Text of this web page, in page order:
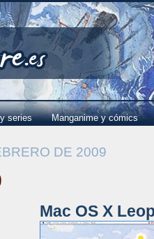
series Manganime y cómics
DE 2009
Mac OS X